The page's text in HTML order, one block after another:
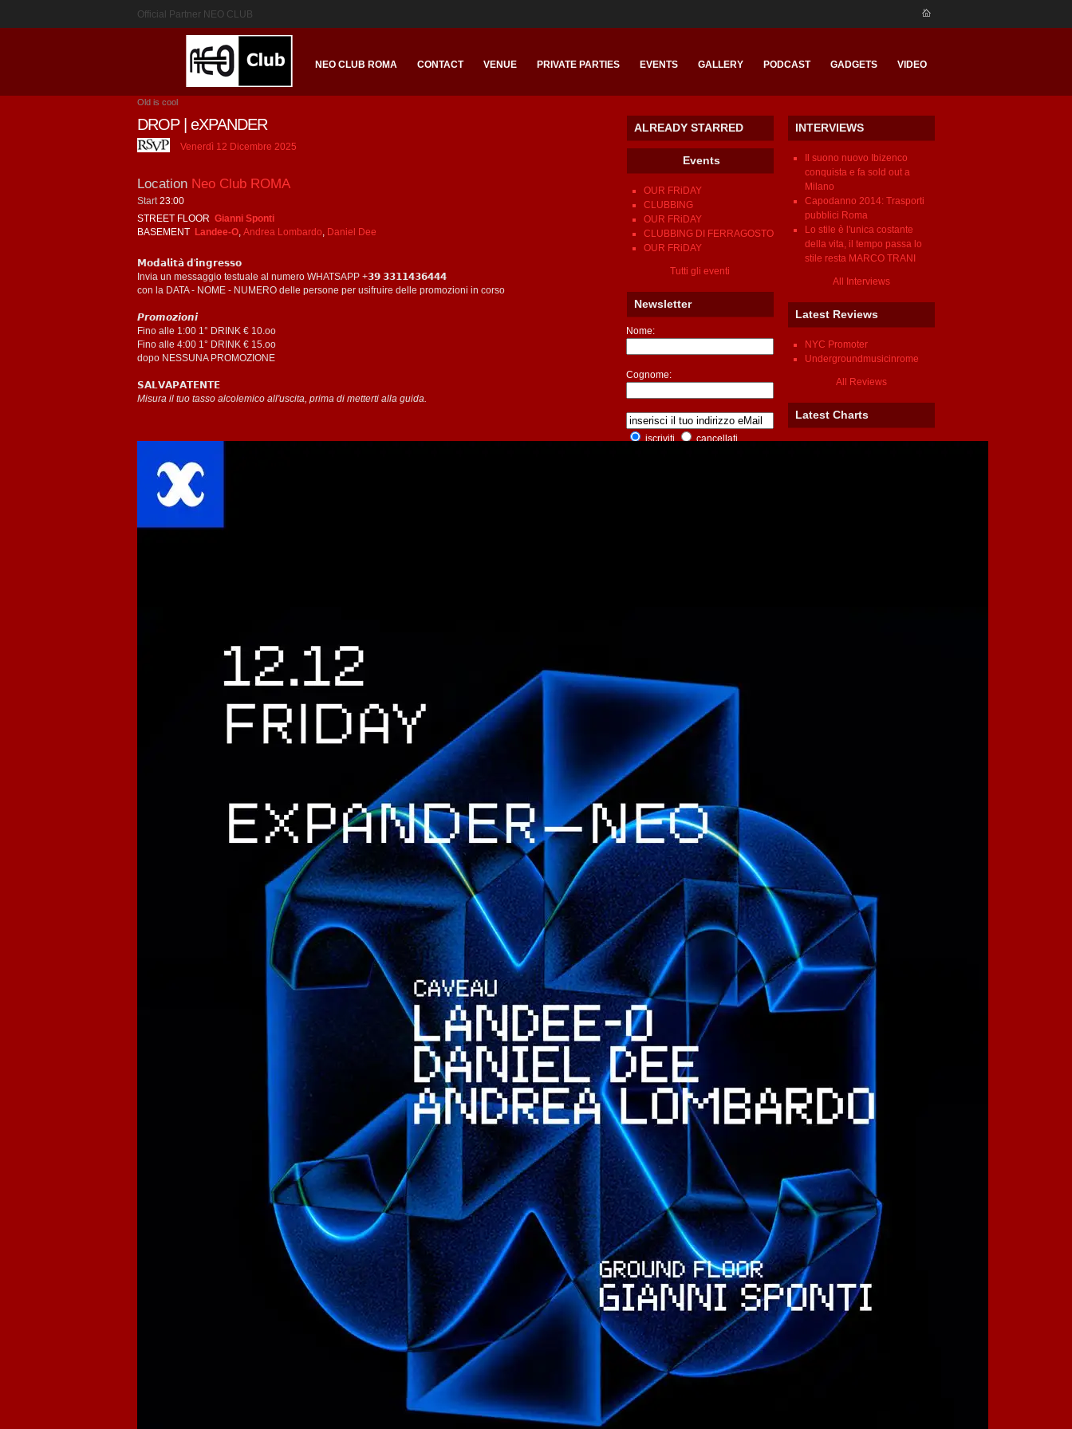
Official Partner NEO CLUB
NEO CLUB ROMA CONTACT VENUE PRIVATE PARTIES EVENTS GALLERY PODCAST GADGETS VIDEO
Old is cool
INTERVIEWS
Il suono nuovo Ibizenco
conquista e fa sold out a
Milano
Capodanno 2014: Trasporti
pubblici Roma
Lo stile è l'unica costante
della vita, il tempo passa lo
stile resta MARCO TRANI
All Interviews
Latest Reviews
NYC Promoter
Undergroundmusicinrome
All Reviews
Latest Charts
ALREADY STARRED
Events
OUR FRiDAY
CLUBBING
OUR FRiDAY
CLUBBING DI FERRAGOSTO
OUR FRiDAY
Tutti gli eventi
Newsletter
Nome:
Cognome:
iscriviti cancellati
DROP | eXPANDER
Venerdì 12 Dicembre 2025
Location Neo Club ROMA
Start23:00
STREET FLOOR Gianni Sponti
BASEMENT Landee-O, Andrea Lombardo, Daniel Dee
𝗠𝗼𝗱𝗮𝗹𝗶𝘁𝗮̀ 𝗱'𝗶𝗻𝗴𝗿𝗲𝘀𝘀𝗼
Invia un messaggio testuale al numero WHATSAPP +𝟯𝟵 𝟯𝟯𝟭𝟭𝟰𝟯𝟲𝟰𝟰𝟰
con la DATA - NOME - NUMERO delle persone per usifruire delle promozioni in corso
𝙋𝙧𝙤𝙢𝙤𝙯𝙞𝙤𝙣𝙞
Fino alle 1:00 1° DRINK € 10.oo
Fino alle 4:00 1° DRINK € 15.oo
dopo NESSUNA PROMOZIONE
𝗦𝗔𝗟𝗩𝗔𝗣𝗔𝗧𝗘𝗡𝗧𝗘
Misura il tuo tasso alcolemico all'uscita, prima di metterti alla guida.